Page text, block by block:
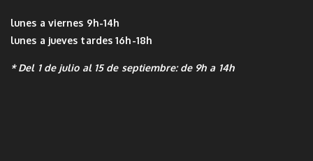
lunes a viernes 9h-14h
lunes a jueves tardes 16h-18h
* Del 1 de julio al 15 de septiembre: de 9h a 14h